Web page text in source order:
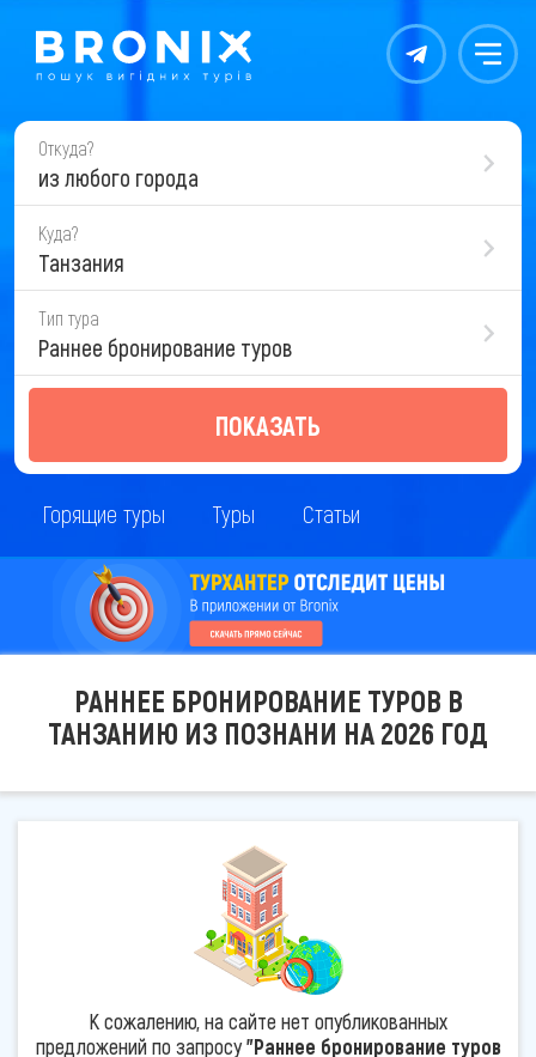
Контакты Меню
Откуда?
из любого города
Куда?
Танзания
Тип тура
Раннее бронирование туров
ПОКАЗАТЬ
Горящие туры Туры Статьи
РАННЕЕ БРОНИРОВАНИЕ ТУРОВ В
ТАНЗАНИЮ ИЗ ПОЗНАНИ НА 2026 ГОД
К сожалению, на сайте нет опубликованных
предложений по запросу"Раннее бронирование туров